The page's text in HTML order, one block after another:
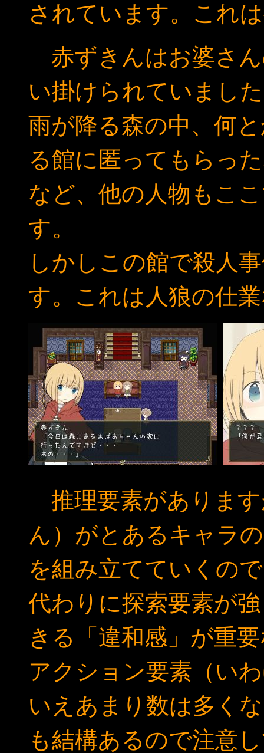
されています。これ
赤ずきんはお婆さ
い掛けられていまし
雨が降る森の中、何
る館に匿ってもらっ
など、他の人物もこ
す。
しかしこの館で殺人
す。これは人狼の仕
推理要素がありま
ん）がとあるキャラ
を組み立てていくの
代わりに探索要素が
きる「違和感」が重
アクション要素（い
いえあまり数は多く
も結構あるので注意